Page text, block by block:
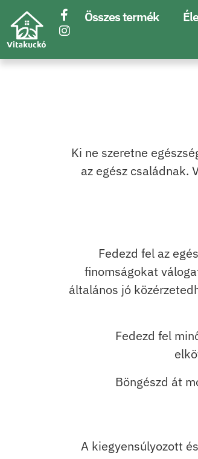
Összes termék
Ki ne szeretne
az egész családnak.
Fedezd fel az
finomságokat
általános jó
Fedezd fel
Böngészd át
A kiegyensúlyozott